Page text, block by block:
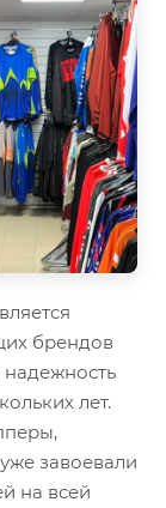
брендов
надежность
лет.
завоевали
на всей